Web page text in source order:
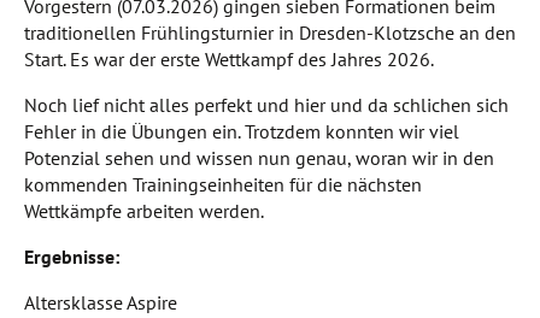
Vorgestern (07.03.2026) gingen sieben Formationen beim
traditionellen Frühlingsturnier in Dresden-Klotzsche an den
Start. Es war der erste Wettkampf des Jahres 2026.
Noch lief nicht alles perfekt und hier und da schlichen sich
Fehler in die Übungen ein. Trotzdem konnten wir viel
Potenzial sehen und wissen nun genau, woran wir in den
kommenden Trainingseinheiten für die nächsten
Wettkämpfe arbeiten werden.
Ergebnisse:
Altersklasse Aspire